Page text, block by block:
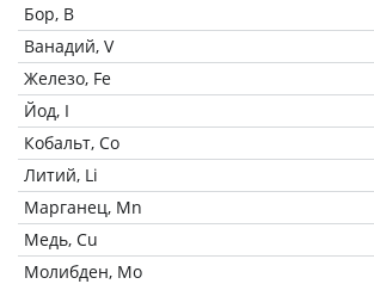
Бор, B
Ванадий, V
Железо, Fe
Йод, I
Кобальт, Co
Литий, Li
Марганец, Mn
Медь, Cu
Молибден, Mo